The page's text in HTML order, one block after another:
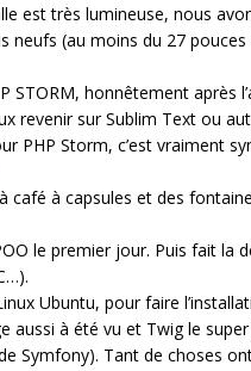
est très lumineuse, nous
neufs (au moins du 27
STORM, honnêtement après
revenir sur Sublim Text ou
PHP Storm, c’est vraiment
café à capsules et des
le premier jour. Puis fait la
Ubuntu, pour faire
aussi à été vu et Twig le
Symfony). Tant de choses